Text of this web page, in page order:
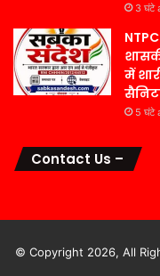
3 घंटे
में
5 घंटे
Contact Us –
© Copyright 2026, All